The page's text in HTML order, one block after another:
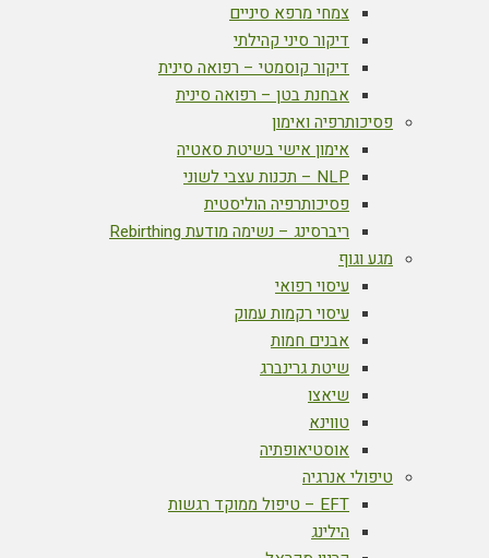
צמחי מרפא סיניים
דיקור סיני קהילתי
דיקור קוסמטי – רפואה סינית
אבחנת בטן – רפואה סינית
פסיכותרפיה ואימון
אימון אישי בשיטת סאטיה
NLP – תכנות עצבי לשוני
פסיכותרפיה הוליסטית
ריברסינג – נשימה מודעת Rebirthing
מגע וגוף
עיסוי רפואי
עיסוי רקמות עמוק
אבנים חמות
שיטת גרינברג
שיאצו
טווינא
אוסטיאופתיה
טיפולי אנרגיה
EFT – טיפול ממוקד רגשות
הילינג